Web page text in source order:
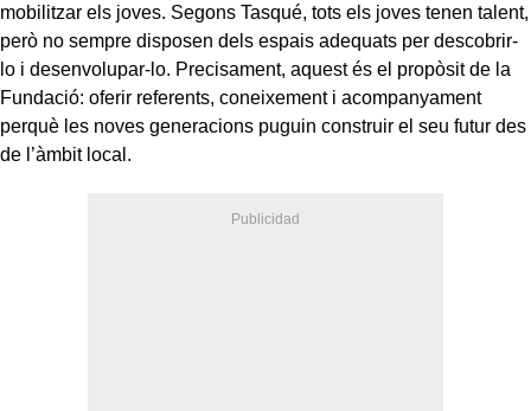
mobilitzar els joves. Segons Tasqué, tots els joves tenen talent,
però no sempre disposen dels espais adequats per descobrir-
lo i desenvolupar-lo. Precisament, aquest és el propòsit de la
Fundació: oferir referents, coneixement i acompanyament
perquè les noves generacions puguin construir el seu futur des
de l’àmbit local.